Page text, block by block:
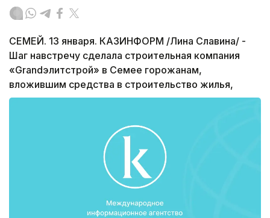
СЕМЕЙ. 13 января. КАЗИНФОРМ /Лина Славина/ -
Шаг навстречу сделала строительная компания
«Grandэлитстрой» в Семее горожанам,
вложившим средства в строительство жилья,